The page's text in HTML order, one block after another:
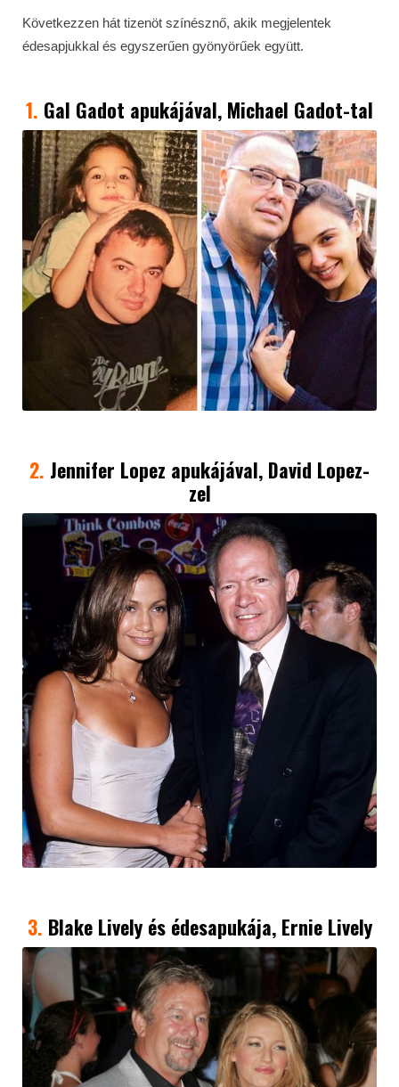
Következzen hát tizenöt színésznő, akik megjelentek
édesapjukkal és egyszerűen gyönyörűek együtt.
1. Gal Gadot apukájával, Michael Gadot-tal
2. Jennifer Lopez apukájával, David Lopez-
zel
3. Blake Livelyés édesapukája, Ernie Lively